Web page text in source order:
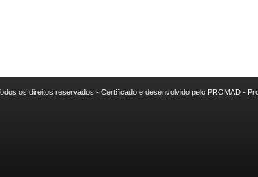
os direitos reservados - Certificado e desenvolvido pelo PROMAD -